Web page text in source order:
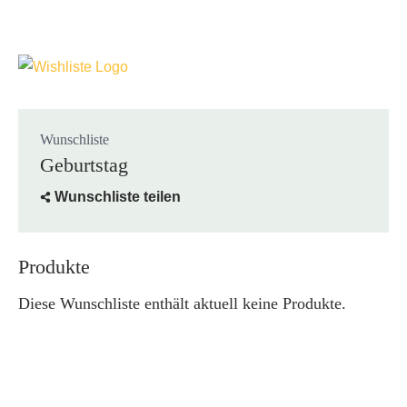
Wunschliste
Geburtstag
Wunschliste teilen
Produkte
Diese Wunschliste enthält aktuell keine Produkte.